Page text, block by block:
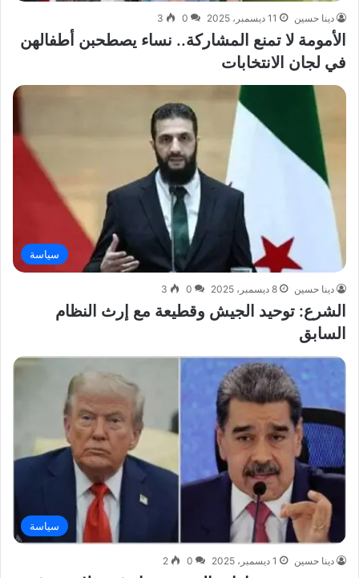
دينا حسين 11 ديسمبر، 2025 0
3
الأمومة لا تمنع المشاركة.. نساء يصطحبن أطفالهن
في لجان الانتخابات
سياسة
دينا حسين 8 ديسمبر، 2025 0
3
الشرع: توحيد الجيش وقطيعة مع إرث النظام
السابق
سياسة
دينا حسين 1 ديسمبر، 2025 0
2